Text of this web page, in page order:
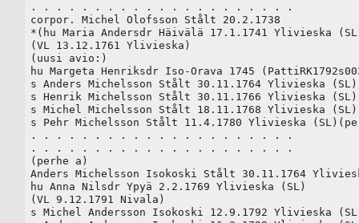
. . . . . . . . . . . . . . . . . . . . .
corpor. Michel Olofsson Stålt 20.2.1738
*(hu Maria Andersdr Häivälä 17.1.1741 Ylivieska
(VL 13.12.1761 Ylivieska)
(uusi avio:)
hu Margeta Henriksdr Iso-Orava 1745
s Anders Michelsson Stålt 30.11.1764 Ylivieska
s Henrik Michelsson Stålt 30.11.1766 Ylivieska
s Michel Michelsson Stålt 18.11.1768 Ylivieska
s Pehr Michelsson Stålt 11.4.1780 Ylivieska
. . . . . . . . . . . . . . . . . . . . .
. . . . . . . . . . . . . . . . . . . . .
(perhe a)
Anders Michelsson Isokoski Stålt 30.11.1764
hu Anna Nilsdr Ypyä 2.2.1769 Ylivieska (SL)
(VL 9.12.1791 Nivala)
s Michel Andersson Isokoski 12.9.1792 Ylivieska